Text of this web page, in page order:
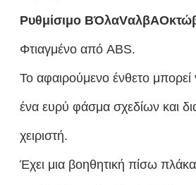
Ρυθμίσιμο ΒΌλαVαλβΑ
Φτιαγμένο από ABS.
Το αφαιρούμενο ένθετο μπορεί
ένα ευρύ φάσμα σχεδίων και
χειριστή.
Έχει μια βοηθητική πίσω